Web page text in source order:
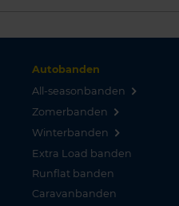
Autobanden
All-seasonbanden
Zomerbanden
Winterbanden
Extra Load banden
Runflat banden
Caravanbanden